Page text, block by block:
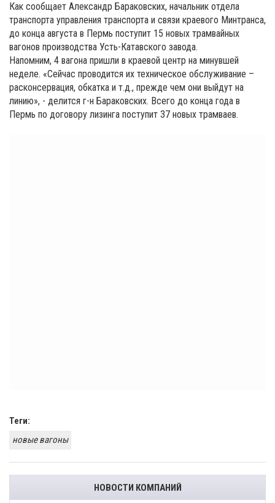
Как сообщает Александр Бараковских, начальник отдела
транспорта управления транспорта и связи краевого Минтранса,
до конца августа в Пермь поступит 15 новых трамвайных
вагонов производства Усть-Катавского завода.
Напомним, 4 вагона пришли в краевой центр на минувшей
неделе. «Сейчас проводится их техническое обслуживание –
расконсервация, обкатка и т.д., прежде чем они выйдут на
линию», - делится г-н Бараковских. Всего до конца года в
Пермь по договору лизинга поступит 37 новых трамваев.
Теги:
новые вагоны
НОВОСТИ КОМПАНИЙ